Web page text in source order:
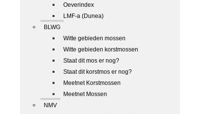
Oeverindex
LMF-a (Dunea)
BLWG
Witte gebieden mossen
Witte gebieden korstmossen
Staat dit mos er nog?
Staat dit korstmos er nog?
Meetnet Korstmossen
Meetnet Mossen
NMV